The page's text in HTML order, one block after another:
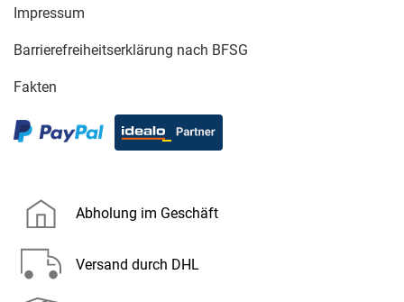
Impressum
Barrierefreiheitserklärung nach BFSG
Fakten
Abholung im Geschäft
Versand durch DHL